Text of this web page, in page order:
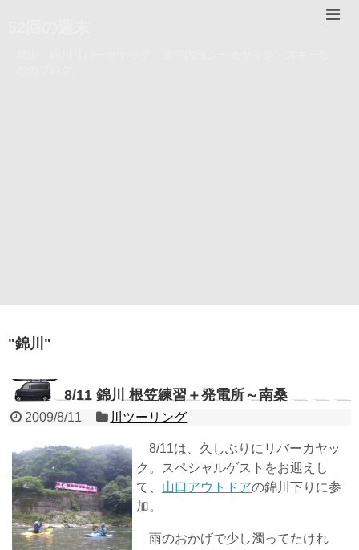
"錦川 "
8/11 錦川 根笠練習＋発電所～南桑
2009/8/11 川ツーリング
8/11は、久しぶりにリバーカヤッ
ク。スペシャルゲストをお迎えし
て、 山口アウトドアの錦川下りに参
加。
雨のおかげで少し濁ってたけれ